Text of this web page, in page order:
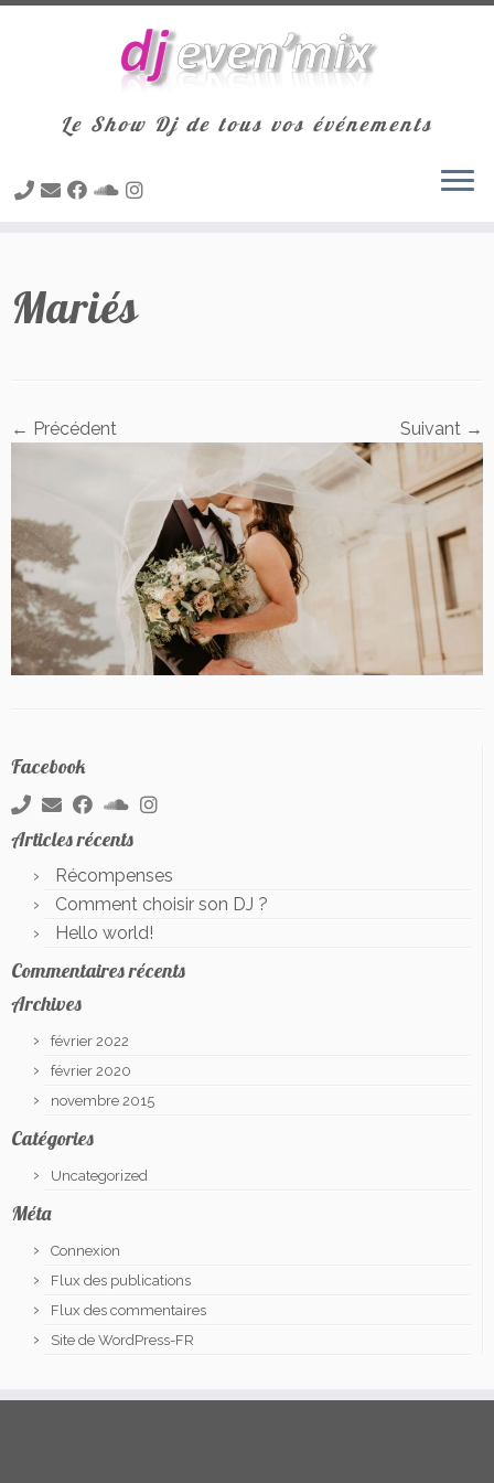
contenu
Le Show Dj de tous vos événements
Mariés
← Précédent Suivant →
Facebook
Articles récents
Récompenses
Comment choisir son DJ ?
Hello world!
Commentaires récents
Archives
février 2022
février 2020
novembre 2015
Catégories
Uncategorized
Méta
Connexion
Flux des publications
Flux des commentaires
Site de WordPress-FR